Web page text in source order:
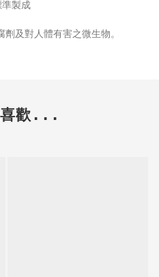
製成
劑及對人體有害之微生物。
喜歡...